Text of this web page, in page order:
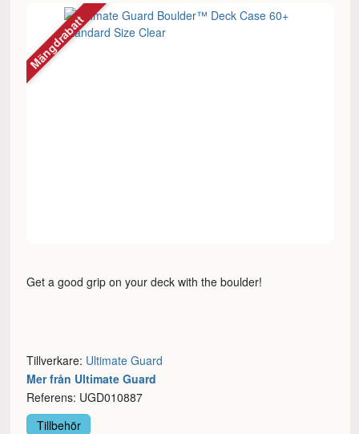
Mängdrabatt
Get a good grip on your deck with the boulder!
Tillverkare: Ultimate Guard
Mer från Ultimate Guard
Referens: UGD010887
Tillbehör